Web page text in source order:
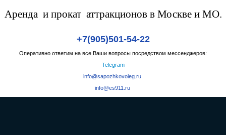
Аренда и прокат аттракционов в Москве и МО.
+7(905)501-54-22
Оперативно ответим на все Ваши вопросы посредством мессенджеров:
Telegram
info@sapozhkovoleg.ru
info@es911.ru